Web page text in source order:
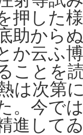
押した
助から
か云ふ
ことを
は次第
。今で
進して